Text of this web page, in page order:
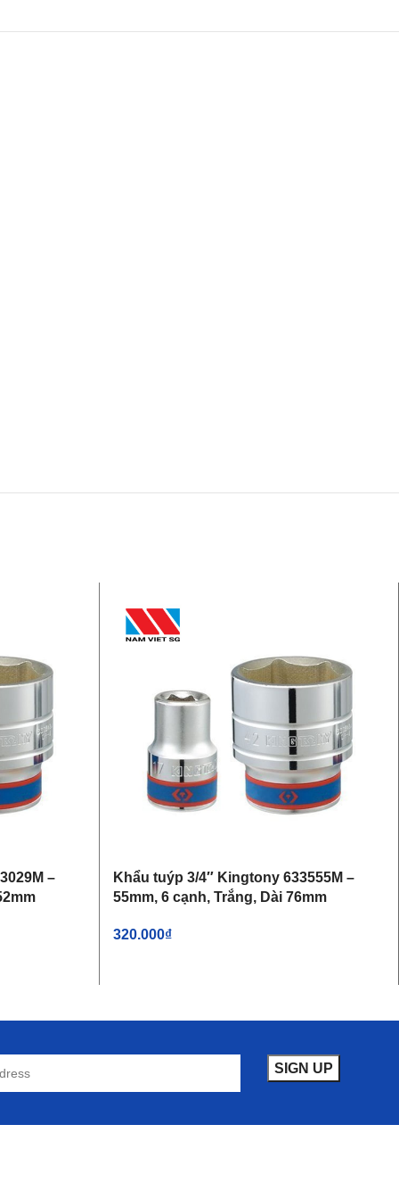
–
Khẩu tuýp 3/4″ Kingtony 633555M –
55mm, 6 cạnh, Trắng, Dài 76mm
320.000₫